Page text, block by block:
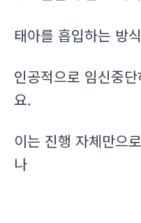
태아를 흡입하는 방
인공적으로 임신중
요.
이는 진행 자체만으
나